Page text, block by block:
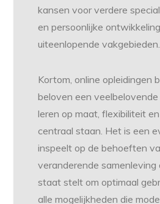
kansen voor verdere
en persoonlijke
uiteenlopende vakgebieden.
Kortom, online opleidingen
beloven een
leren op maat, flexibiliteit
centraal staan. Het is een
inspeelt op de behoeften
veranderende samenleving
staat stelt om optimaal
alle mogelijkheden die